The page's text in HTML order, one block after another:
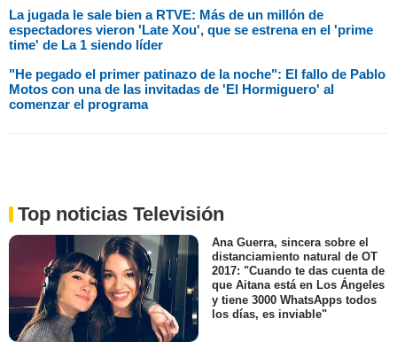
La jugada le sale bien a RTVE: Más de un millón de
espectadores vieron 'Late Xou', que se estrena en el 'prime
time' de La 1 siendo líder
"He pegado el primer patinazo de la noche": El fallo de Pablo
Motos con una de las invitadas de 'El Hormiguero' al
comenzar el programa
Top noticias Televisión
Ana Guerra, sincera sobre el
distanciamiento natural de OT
2017: "Cuando te das cuenta de
que Aitana está en Los Ángeles
y tiene 3000 WhatsApps todos
los días, es inviable"